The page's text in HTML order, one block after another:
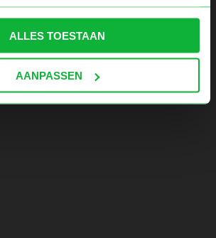
ALLES TOESTAAN
AANPASSEN